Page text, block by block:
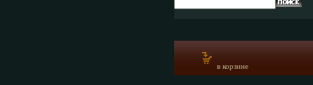
в корзине